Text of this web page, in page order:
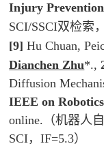
Injury Prevention
SCI/SSCI双检索
[9] Hu Chuan,
Dianchen Zhu*.,
Diffusion
IEEE on
online.（机器人
SCI，IF=5.3）